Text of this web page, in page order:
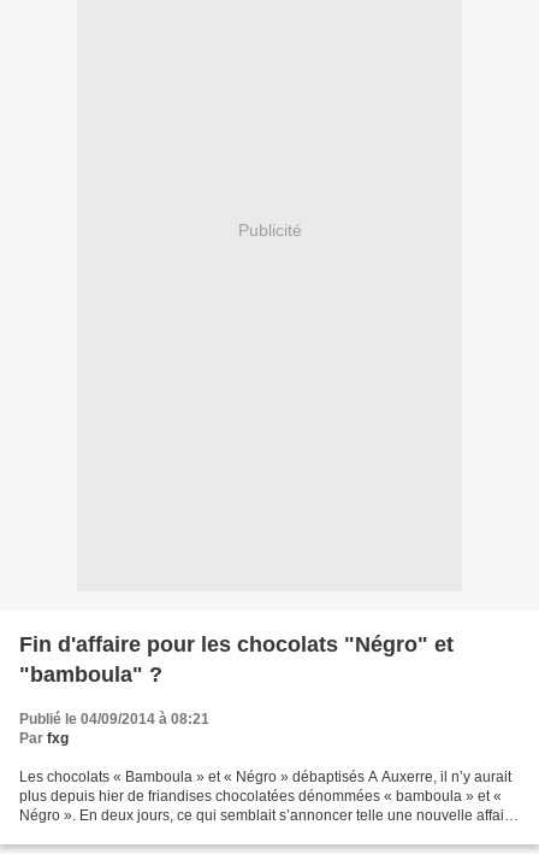
Publicité
Fin d'affaire pour les chocolats "Négro" et
"bamboula" ?
Publié le 04/09/2014 à 08:21
Par fxg
Les chocolats « Bamboula » et « Négro » débaptisés A Auxerre, il n’y aurait
plus depuis hier de friandises chocolatées dénommées « bamboula » et «
Négro ». En deux jours, ce qui semblait s’annoncer telle une nouvelle affaire